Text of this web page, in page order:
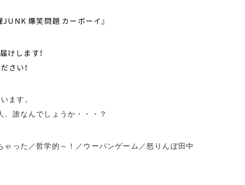
爆笑問題 カーボーイ』
けします！
さい！
ます。
誰なんでしょうか・・・？
った／哲学的～！／ウーパンゲーム／怒りんぼ田中